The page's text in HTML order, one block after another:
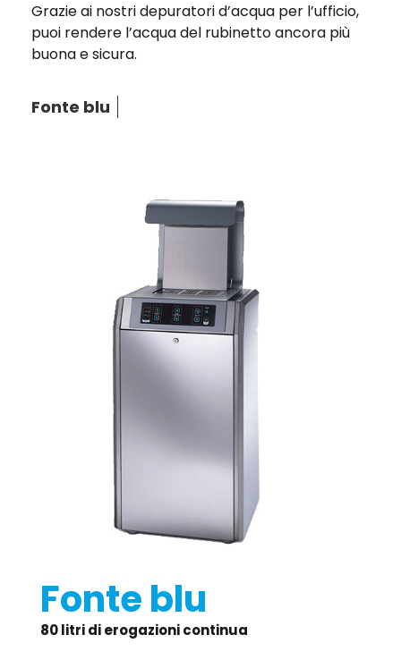
Grazie ai nostri depuratori d’acqua per l’ufficio,
puoi rendere l’acqua del rubinetto ancora più
buona e sicura.
Fonte blu
Fonte blu
80 litri di erogazioni continua